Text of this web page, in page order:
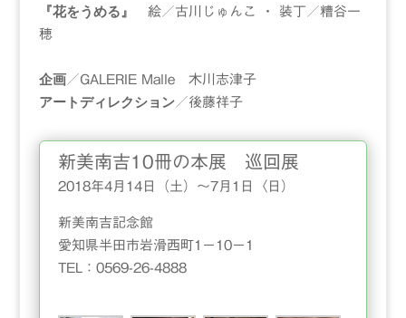
『花をうめる』
絵／古川じゅんこ ・ 装丁／糟谷一
穂
企画／GALERIE Malle 木川志津子
アートディレクション／後藤祥子
新美南吉10冊の本展 巡回展
2018年4月14日（土）〜7月1日〈日）
新美南吉記念館
愛知県半田市岩滑西町1－10－1
TEL：0569-26-4888